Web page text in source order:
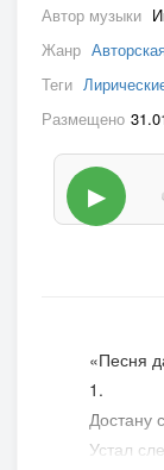
Автор музыки
Жанр
Теги
Размещено
▶
«Песня
1.
Достану
Устал